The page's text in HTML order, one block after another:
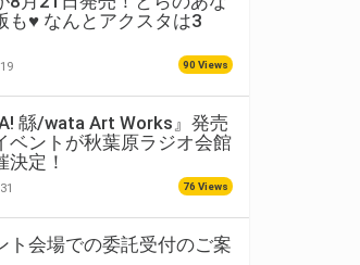
も♥ なんとアクスタは3
90 Views
緜/wata Art Works』発売
ベントが秋葉原ラジオ会館
決定！
76 Views
ト会場での委託受付のご案